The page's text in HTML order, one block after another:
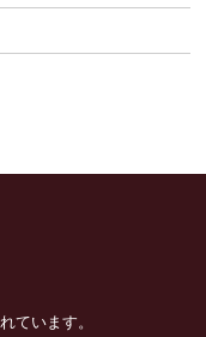
ています。